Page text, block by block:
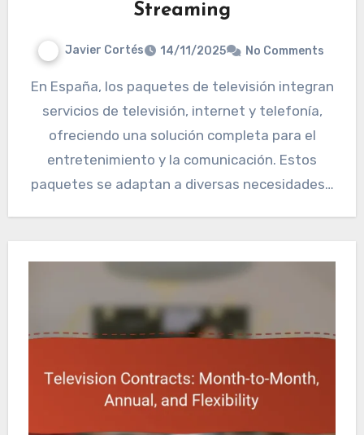
Streaming
Javier Cortés 14/11/2025 No Comments
En España, los paquetes de televisión integran
servicios de televisión, internet y telefonía,
ofreciendo una solución completa para el
entretenimiento y la comunicación. Estos
paquetes se adaptan a diversas necesidades…